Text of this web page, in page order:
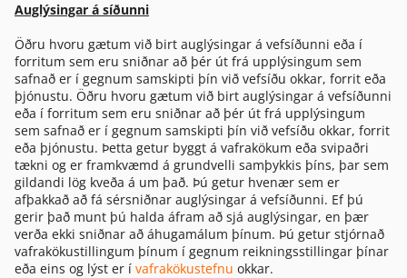
Auglýsingar á síðunni
Öðru hvoru gætum við birt auglýsingar á vefsíðunni eða í
forritum sem eru sniðnar að þér út frá upplýsingum sem
safnað er í gegnum samskipti þín við vefsíðu okkar, forrit eða
þjónustu. Öðru hvoru gætum við birt auglýsingar á vefsíðunni
eða í forritum sem eru sniðnar að þér út frá upplýsingum
sem safnað er í gegnum samskipti þín við vefsíðu okkar, forrit
eða þjónustu. Þetta getur byggt á vafrakökum eða svipaðri
tækni og er framkvæmd á grundvelli samþykkis þíns, þar sem
gildandi lög kveða á um það. Þú getur hvenær sem er
afþakkað að fá sérsniðnar auglýsingar á vefsíðunni. Ef þú
gerir það munt þú halda áfram að sjá auglýsingar, en þær
verða ekki sniðnar að áhugamálum þínum. Þú getur stjórnað
vafrakökustillingum þínum í gegnum reikningsstillingar þínar
eða eins og lýst er í vafrakökustefnu okkar.